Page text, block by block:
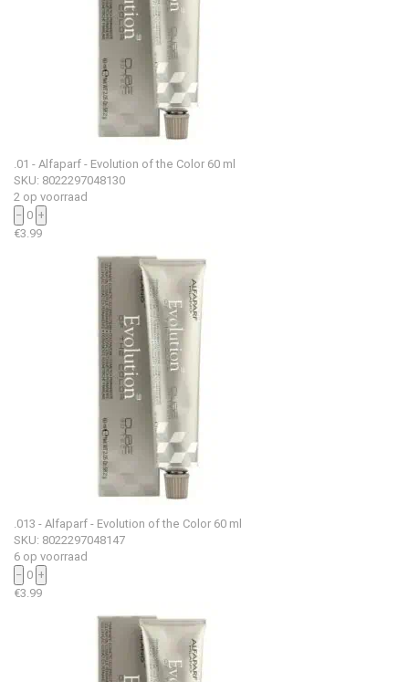
.01 - Alfaparf - Evolution of the Color 60 ml
SKU: 8022297048130
2 op voorraad
− 0 +
€3.99
.013 - Alfaparf - Evolution of the Color 60 ml
SKU: 8022297048147
6 op voorraad
− 0 +
€3.99